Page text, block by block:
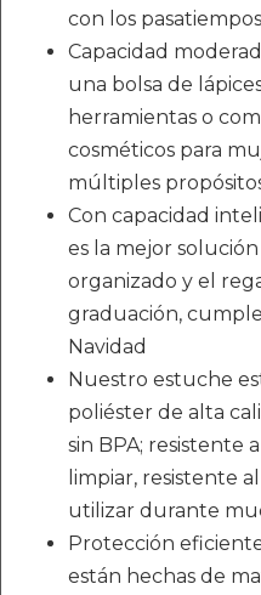
con los
Capacidad
una bolsa de
herramientas o
cosméticos para
múltiples
Con capacidad
es la mejor
organizado y el
graduación,
Navidad
Nuestro estuche
poliéster de alta
sin BPA; resistente
limpiar, resistente
utilizar durante
Protección
están hechas de